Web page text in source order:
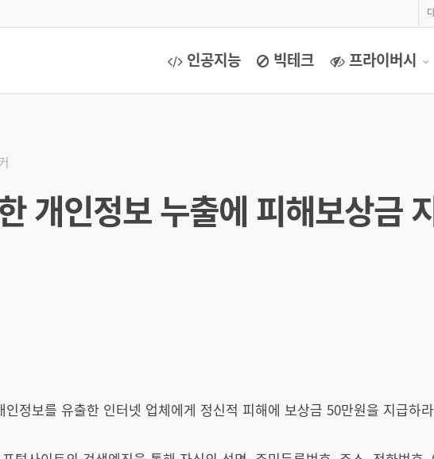
인공지능 빅테크 프라이버시
개인정보 누출에 피해보상금
정보를 유출한 인터넷 업체에게 정신적 피해에 보상금 50만원을 지급하